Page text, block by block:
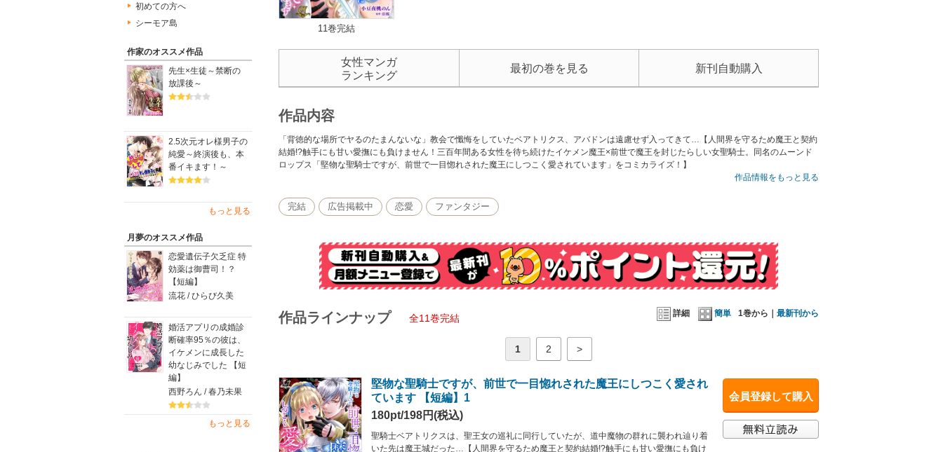
初めての方へ
シーモア島
作家のオススメ作品
先生×生徒～禁断の
放課後～
2.5次元オレ様男子の
純愛～終演後も、本
番イキます！～
もっと見る
月夢のオススメ作品
恋愛遺伝子欠乏症 特
効薬は御曹司！？
【短編】
流花 / ひらび久美
婚活アプリの成婚診
断確率95％の彼は、
イケメンに成長した
幼なじみでした 【短
編】
西野ろん / 春乃未果
もっと見る
11巻完結
女性マンガ
ランキング
最初の巻を見る 新刊自動購入
作品内容
「背徳的な場所でヤるのたまんないな」教会で懺悔をしていたベアトリクス、アバドンは遠慮せず入ってきて…【人間界を守るため魔王と契約
結婚!?触手にも甘い愛撫にも負けません！三百年間ある女性を待ち続けたイケメン魔王×前世で魔王を封じたらしい女聖騎士。同名のムーンド
ロップス「堅物な聖騎士ですが、前世で一目惚れされた魔王にしつこく愛されています」をコミカライズ！】
作品情報をもっと見る
完結 広告掲載中 恋愛 ファンタジー
詳細 簡単 1巻から｜ 最新刊から
作品ラインナップ 全11巻完結
1 2 >
会員登録して購入
堅物な聖騎士ですが、前世で一目惚れされた魔王にしつこく愛され
ています 【短編】1
180pt/198円(税込)
聖騎士ベアトリクスは、聖王女の巡礼に同行していたが、道中魔物の群れに襲われ辿り着
いた先は魔王城だった…【人間界を守るため魔王と契約結婚!?触手にも甘い愛撫にも負け